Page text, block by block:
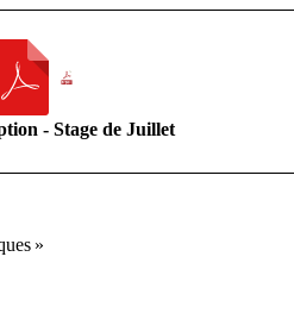
- Stage de Juillet
»